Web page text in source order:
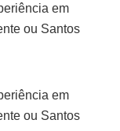
em
ou Santos
em
ou Santos